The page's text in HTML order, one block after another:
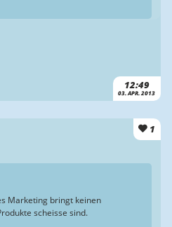
12:49
03. APR. 2013
1
Marketing bringt keinen
scheisse sind.